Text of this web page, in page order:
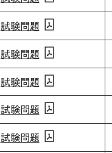
試験問題
試験問題
試験問題
試験問題
試験問題